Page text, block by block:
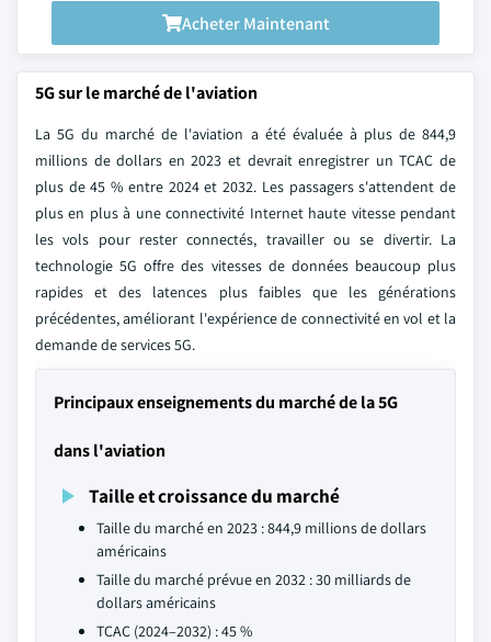
Acheter Maintenant
5G sur le marché de l'aviation
La 5G du marché de l'aviation a été évaluée à plus de 844,9
millions de dollars en 2023 et devrait enregistrer un TCAC de
plus de 45 % entre 2024 et 2032. Les passagers s'attendent de
plus en plus à une connectivité Internet haute vitesse pendant
les vols pour rester connectés, travailler ou se divertir. La
technologie 5G offre des vitesses de données beaucoup plus
rapides et des latences plus faibles que les générations
précédentes, améliorant l'expérience de connectivité en vol et la
demande de services 5G.
Principaux enseignements du marché de la 5G
dans l'aviation
Taille et croissance du marché
Taille du marché en 2023 : 844,9 millions de dollars
américains
Taille du marché prévue en 2032 : 30 milliards de
dollars américains
TCAC (2024–2032) : 45 %